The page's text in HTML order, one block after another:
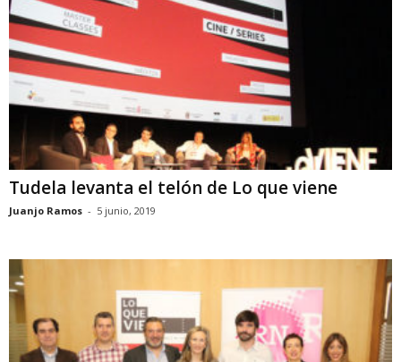
Tudela levanta el telón de Lo que viene
Juanjo Ramos - 5 junio, 2019